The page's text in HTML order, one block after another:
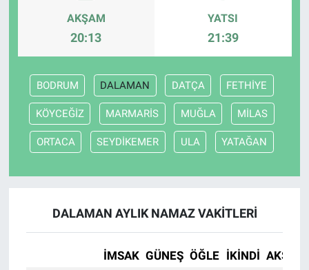
AKŞAM
20:13
YATSI
21:39
BODRUM DALAMAN DATÇA FETHİYE
KÖYCEĞİZ MARMARİS MUĞLA MİLAS
ORTACA SEYDİKEMER ULA YATAĞAN
DALAMAN AYLIK NAMAZ VAKITLERI
İMSAK GÜNEŞ ÖĞLE İKINDI AKŞAM